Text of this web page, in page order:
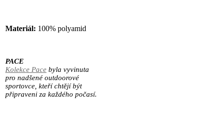
Materiál: 100% polyamid
PACE
Kolekce Pace byla vyvinuta
pro nadšené outdoorové
sportovce, kteří chtějí být
připraveni za každého počasí.